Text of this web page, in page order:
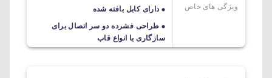
ویژگی های خاص
دارای کابل بافته شده
طراحی فشرده دو سر اتصال برای
سازگاری با انواع قاب